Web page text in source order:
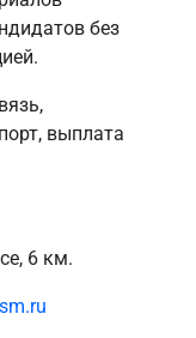
без
выплата
6 км.